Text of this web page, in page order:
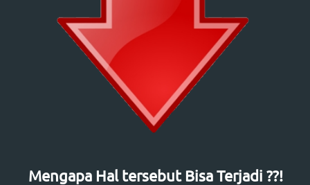
Mengapa Hal tersebut Bisa Terjadi ??!